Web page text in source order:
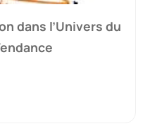
dans l’Univers du